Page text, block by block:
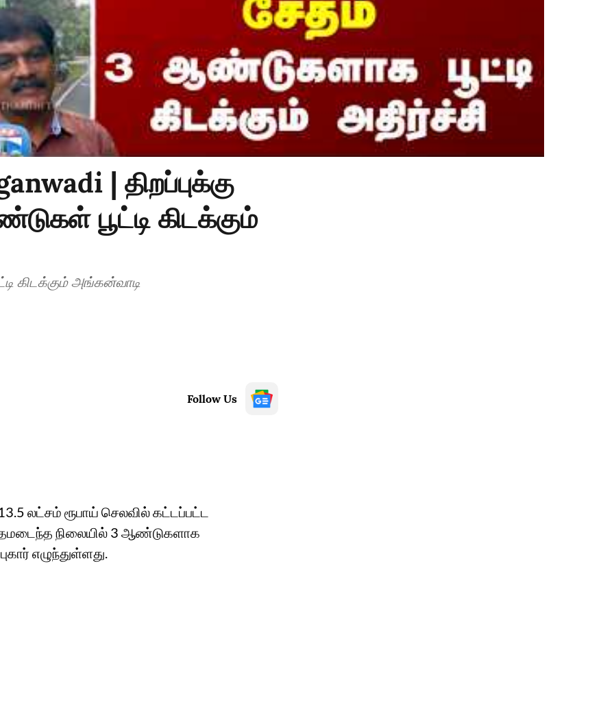
| திறப்புக்கு
பூட்டி கிடக்கும்
கிடக்கும் அங்கன்வாடி
Follow Us
லட்சம் ரூபாய் செலவில் கட்டப்பட்ட
நிலையில் 3 ஆண்டுகளாக
எழுந்துள்ளது.